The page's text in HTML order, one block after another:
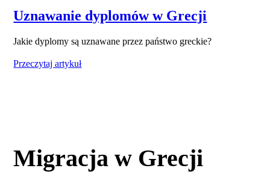
Uznawanie dyplomów w Grecji
Jakie dyplomy są uznawane przez państwo greckie?
Przeczytaj artykuł
Migracja w Grecji